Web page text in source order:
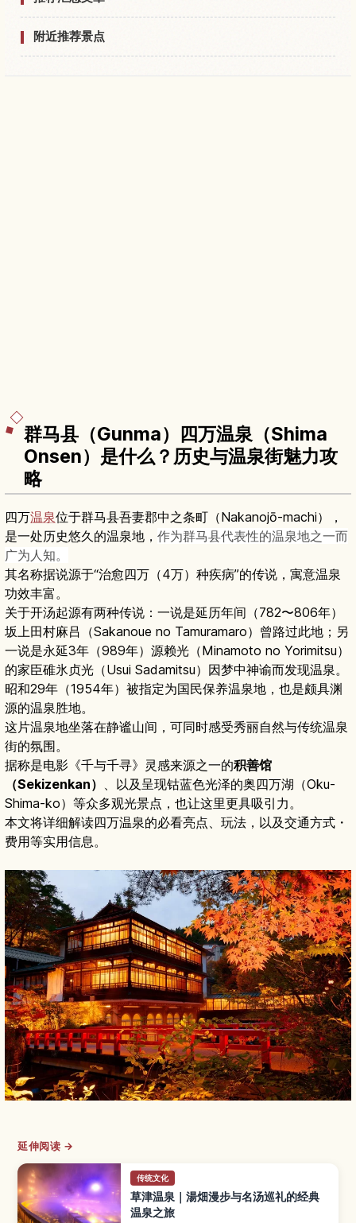
附近推荐景点
群马县（Gunma）四万温泉（Shima
Onsen）是什么？历史与温泉街魅力攻
略
四万温泉位于群马县吾妻郡中之条町（Nakanojō-machi），
是一处历史悠久的温泉地， 作为群马县代表性的温泉地之一而
广为人知。
其名称据说源于“治愈四万（4万）种疾病”的传说，寓意温泉
功效丰富。
关于开汤起源有两种传说：一说是延历年间（782〜806年）
坂上田村麻吕（Sakanoue no Tamuramaro）曾路过此地；另
一说是永延3年（989年）源赖光（Minamoto no Yorimitsu）
的家臣碓氷贞光（Usui Sadamitsu）因梦中神谕而发现温泉。
昭和29年（1954年）被指定为国民保养温泉地，也是颇具渊
源的温泉胜地。
这片温泉地坐落在静谧山间，可同时感受秀丽自然与传统温泉
街的氛围。
据称是电影《千与千寻》灵感来源之一的积善馆
（Sekizenkan）
、以及呈现钴蓝色光泽的奥四万湖（Oku-
Shima-ko）等众多观光景点，也让这里更具吸引力。
本文将详细解读四万温泉的必看亮点、玩法，以及交通方式・
费用等实用信息。
延伸阅读 →
传统文化
草津温泉｜湯畑漫步与名汤巡礼的经典
温泉之旅